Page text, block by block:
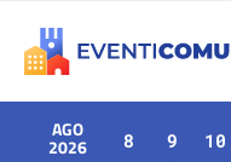
AGO
2026 8 9 10